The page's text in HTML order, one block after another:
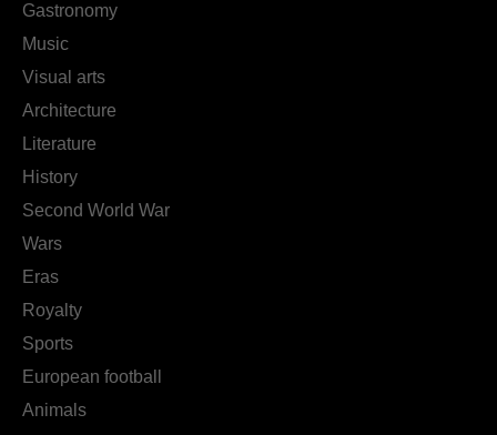
Gastronomy
Music
Visual arts
Architecture
Literature
History
Second World War
Wars
Eras
Royalty
Sports
European football
Animals